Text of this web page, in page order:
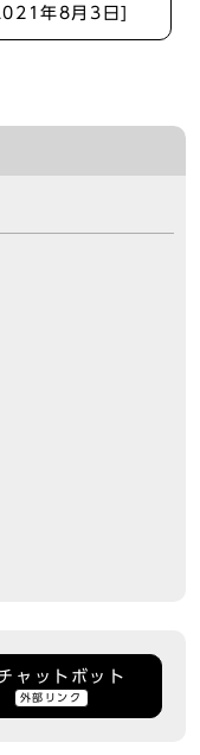
年8月3日]
ャットボット
外部リンク